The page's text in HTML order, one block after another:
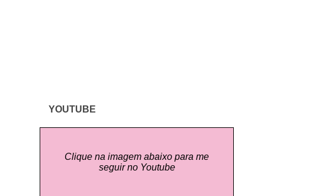
YOUTUBE
Clique na imagem abaixo para me
seguir no Youtube